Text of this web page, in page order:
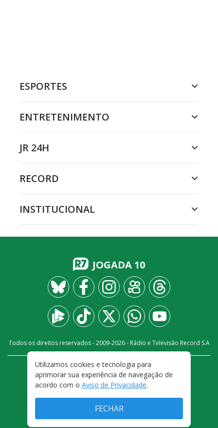
ESPORTES
ENTRETENIMENTO
JR 24H
RECORD
INSTITUCIONAL
JOGADA 10
Todos os direitos reservados - 2009-2026- Rádio e Televisão Record S.A
FALE CONOSCO
PRIVACIDADE
TERMOS E CONDIÇÕES DE USO
Utilizamos cookies e tecnologia para
aprimorar sua experiência de navegação de
acordo com o Aviso de Privacidade.
FECHAR